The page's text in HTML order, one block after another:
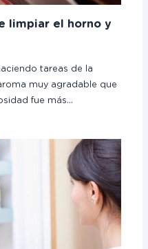
limpiar el horno y
tareas de la
muy agradable que
fue más…